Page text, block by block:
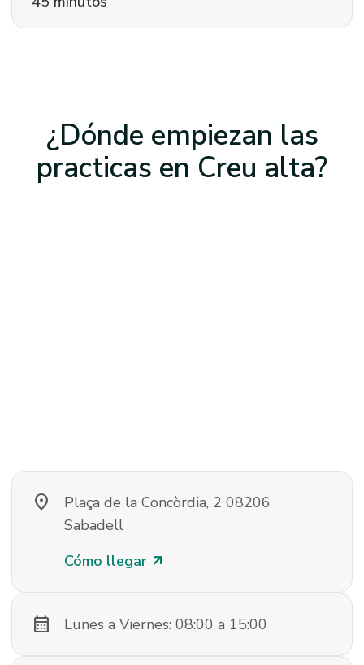
¿Dónde empiezan las
practicas en Creu alta?
location_on
Plaça de la Concòrdia, 2 08206
Sabadell
Cómo llegar arrow_outward
calendar_month Lunes a Viernes: 08:00 a 15:00